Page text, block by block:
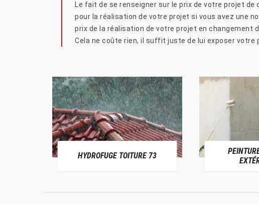
Le fait de se renseigner sur le prix de votre projet
pour la réalisation de votre projet si vous avez une
prix de la réalisation de votre projet en changement
Cela ne coûte rien, il suffit juste de lui exposer votre
HYDROFUGE TOITURE 73